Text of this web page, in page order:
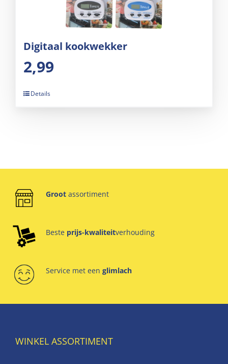
Digitaal kookwekker
2,99
Details
Groot assortiment
Beste prijs-kwaliteitverhouding
Service met een glimlach
WINKEL ASSORTIMENT